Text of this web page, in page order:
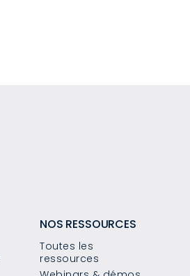
NOS RESSOURCES
Toutes les
ressources